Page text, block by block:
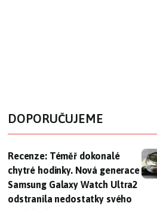
DOPORUČUJEME
Recenze: Téměř dokonalé chytré
Recenze: Téměř dokonalé
chytré hodinky. Nová generace
Samsung Galaxy Watch Ultra2
odstranila nedostatky svého